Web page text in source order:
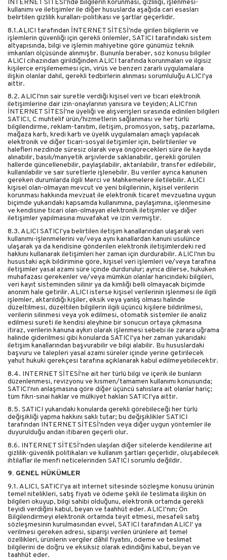
INTERNET SİTESİ'nde bilgilerin korunması, gizliliği, işlenmesi-
kullanımı ve iletişimler ile diğer hususlarda aşağıda cari esasları
belirtilen gizlilik kuralları-politikası ve şartlar geçerlidir.
8.1.ALICI tarafından İNTERNET SİTESİ'nde girilen bilgilerin ve
işlemlerin güvenliği için gerekli önlemler, SATICI tarafındaki sistem
altyapısında, bilgi ve işlemin mahiyetine göre günümüz teknik
imkanları ölçüsünde alınmıştır. Bununla beraber, söz konusu bilgiler
ALICI cihazından girildiğinden ALICI tarafında korunmaları ve ilgisiz
kişilerce erişilememesi için, virüs ve benzeri zararlı uygulamalara
ilişkin olanlar dahil, gerekli tedbirlerin alınması sorumluluğu ALICI'ya
aittir.
8.2. ALICI'nın sair suretle verdiği kişisel veri ve ticari elektronik
iletişimlerine dair izin-onaylarının yanısıra ve teyiden; ALICI'nın
İNTERNET SİTESİ'ne üyeliği ve alışverişleri sırasında edinilen bilgileri
SATICI, C muhtelif ürün/hizmetlerin sağlanması ve her türlü
bilgilendirme, reklam-tanıtım, iletişim, promosyon, satış, pazarlama,
mağaza kartı, kredi kartı ve üyelik uygulamaları amaçlı yapılacak
elektronik ve diğer ticari-sosyal iletişimler için, belirtilenler ve
halefleri nezdinde süresiz olarak veya öngörecekleri süre ile kayda
alınabilir, basılı/manyetik arşivlerde saklanabilir, gerekli görülen
hallerde güncellenebilir, paylaşılabilir, aktarılabilir, transfer edilebilir,
kullanılabilir ve sair suretlerle işlenebilir. Bu veriler ayrıca kanunen
gereken durumlarda ilgili Merci ve Mahkemelere iletilebilir. ALICI
kişisel olan-olmayan mevcut ve yeni bilgilerinin, kişisel verilerin
korunması hakkında mevzuat ile elektronik ticaret mevzuatına uygun
biçimde yukarıdaki kapsamda kullanımına, paylaşımına, işlenmesine
ve kendisine ticari olan-olmayan elektronik iletişimler ve diğer
iletişimler yapılmasına muvafakat ve izin vermiştir.
8.3. ALICI SATICI'ya belirtilen iletişim kanallarından ulaşarak veri
kullanımı-işlenmelerini ve/veya aynı kanallardan kanuni usulünce
ulaşarak ya da kendisine gönderilen elektronik iletişimlerdeki red
hakkını kullanarak iletişimleri her zaman için durdurabilir. ALICI'nın bu
husustaki açık bildirimine göre, kişisel veri işlemleri ve/veya tarafına
iletişimler yasal azami süre içinde durdurulur; ayrıca dilerse, hukuken
muhafazası gerekenler ve/veya mümkün olanlar haricindeki bilgileri,
veri kayıt sisteminden silinir ya da kimliği belli olmayacak biçimde
anonim hale getirilir. ALICI isterse kişisel verilerinin işlenmesi ile ilgili
işlemler, aktarıldığı kişiler, eksik veya yanlış olması halinde
düzeltilmesi, düzeltilen bilgilerin ilgili üçüncü kişilere bildirilmesi,
verilerin silinmesi veya yok edilmesi, otomatik sistemler ile analiz
edilmesi sureti ile kendisi aleyhine bir sonucun ortaya çıkmasına
itiraz, verilerin kanuna aykırı olarak işlenmesi sebebi ile zarara uğrama
halinde giderilmesi gibi konularda SATICI'ya her zaman yukarıdaki
iletişim kanallarından başvurabilir ve bilgi alabilir. Bu hususlardaki
başvuru ve talepleri yasal azami süreler içinde yerine getirilecek
yahut hukuki gerekçesi tarafına açıklanarak kabul edilmeyebilecektir.
8.4. INTERNET SİTESİ'ne ait her türlü bilgi ve içerik ile bunların
düzenlenmesi, revizyonu ve kısmen/tamamen kullanımı konusunda;
SATICI'nın anlaşmasına göre diğer üçüncü sahıslara ait olanlar hariç;
tüm fikri-sınai haklar ve mülkiyet hakları SATICI'ya aittir.
8.5. SATICI yukarıdaki konularda gerekli görebileceği her türlü
değişikliği yapma hakkını saklı tutar; bu değişiklikler SATICI
tarafından INTERNET SİTESİ'nden veya diğer uygun yöntemler ile
duyurulduğu andan itibaren geçerli olur.
8.6. INTERNET SİTESİ'nden ulaşılan diğer sitelerde kendilerine ait
gizlilik-güvenlik politikaları ve kullanım şartları geçerlidir, oluşabilecek
ihtilaflar ile menfi neticelerinden SATICI sorumlu değildir.
9. GENEL HÜKÜMLER
9.1. ALICI, SATICI’ya ait internet sitesinde sözleşme konusu ürünün
temel nitelikleri, satış fiyatı ve ödeme şekli ile teslimata ilişkin ön
bilgileri okuyup, bilgi sahibi olduğunu, elektronik ortamda gerekli
teyidi verdiğini kabul, beyan ve taahhüt eder. ALICI’nın; Ön
Bilgilendirmeyi elektronik ortamda teyit etmesi, mesafeli satış
sözleşmesinin kurulmasından evvel, SATICI tarafından ALICI' ya
verilmesi gereken adresi, siparişi verilen ürünlere ait temel
özellikleri, ürünlerin vergiler dâhil fiyatını, ödeme ve teslimat
bilgilerini de doğru ve eksiksiz olarak edindiğini kabul, beyan ve
taahhüt eder.